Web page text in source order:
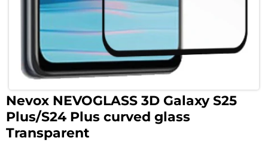
Nevox NEVOGLASS 3D Galaxy S25
Plus/S24 Plus curved glass
Transparent